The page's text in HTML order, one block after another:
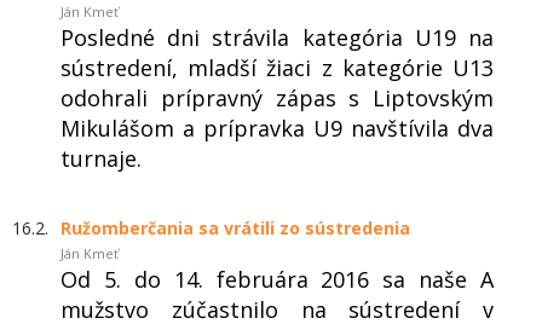
Ján Kmeť
Posledné dni strávila kategória U19 na
sústredení, mladší žiaci z kategórie U13
odohrali prípravný zápas s Liptovským
Mikulášom a prípravka U9 navštívila dva
turnaje.
16.2. Ružomberčania sa vrátili zo sústredenia
Ján Kmeť
Od 5. do 14. februára 2016 sa naše A
mužstvo zúčastnilo na sústredení v